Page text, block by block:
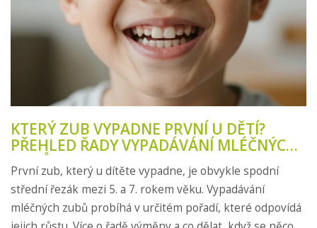
KTERÝ ZUB VYPADNE PRVNÍ U DĚTÍ?
PŘEHLED ŘADY VYPADÁVÁNÍ MLÉČNÝCH
ZUBŮ
První zub, který u dítěte vypadne, je obvykle spodní
střední řezák mezi 5. a 7. rokem věku. Vypadávání
mléčných zubů probíhá v určitém pořadí, které odpovídá